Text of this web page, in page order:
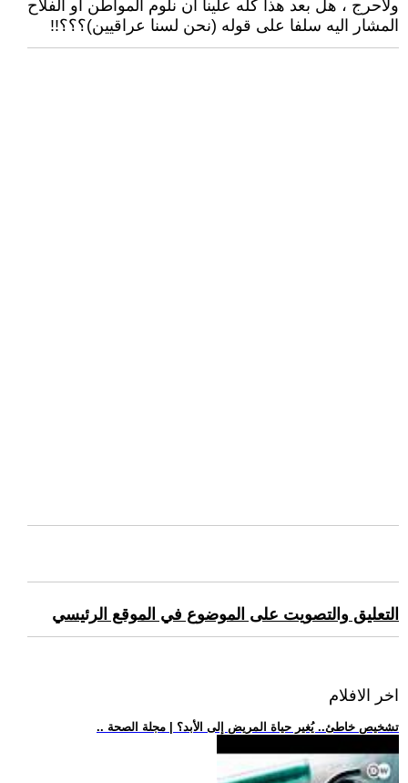
ولاحرج ، هل بعد هذا كله علينا ان نلوم المواطن أو الفلاح
المشار اليه سلفا على قوله (نحن لسنا عراقيين)؟؟؟!!
التعليق والتصويت على الموضوع في الموقع الرئيسي
اخر الافلام
.. تشخيص خاطئ.. يُغير حياة المريض إلى الأبد؟ | مجلة الصحة